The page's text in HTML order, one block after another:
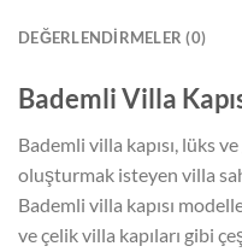
DEĞERLENDIRMELER (0)
Bademli Villa
Bademli villa kapısı, lüks
oluşturmak isteyen villa
Bademli villa kapısı
ve çelik villa kapıları gibi